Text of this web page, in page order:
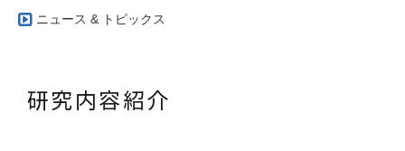
ニュース & トピックス
研究内容紹介